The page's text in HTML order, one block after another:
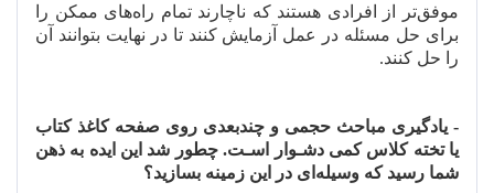
موفقتر از افرادی هستند که ناچارند تمام راههای ممکن را
برای حل مسئله در عمل آزمایش کنند تا در نهایت بتوانند آن
را حل کنند.
- یادگیری مباحث حجمی و چندبعدی روی صفحه کاغذ کتاب
یا تخته کلاس کمی دشـوار اسـت. چطور شد این ایده به ذهن
شما رسید که وسیله ای در این زمینه بسازید؟